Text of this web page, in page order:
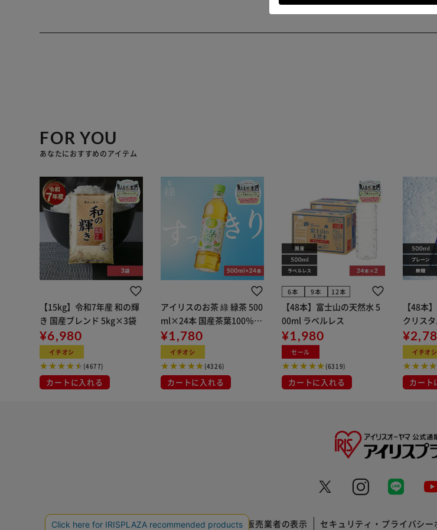
FOR YOU
あなたにおすすめのアイテム
【15kg】令和7年産 和の輝
き 国産ブレンド 5kg×3袋
¥6,980
イチオシ
(4677)
カートに入れる
アイリスのお茶 綠 緑茶 500
ml×24本 国産茶葉100％使
用
¥1,780
イチオシ
(4326)
カートに入れる
6本 9本 12本
【48本】富士山の天然水 5
00ml ラベルレス
¥1,980
セール
(6319)
カートに入れる
【48本
クリス
ン 500ml
イチオシ
カート
特定商取引法に基づく通信販売業者の表示 セキュリティ・プライバシー